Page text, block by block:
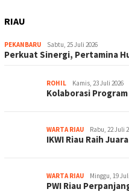
RIAU
PEKANBARU Sabtu, 25 Juli 2026
Perkuat Sinergi, Pertamina
ROHIL Kamis, 23 Juli 2026
Kolaborasi
WARTA RIAU Rabu, 22 Juli
IKWI Riau Raih
WARTA RIAU Minggu, 19
PWI Riau